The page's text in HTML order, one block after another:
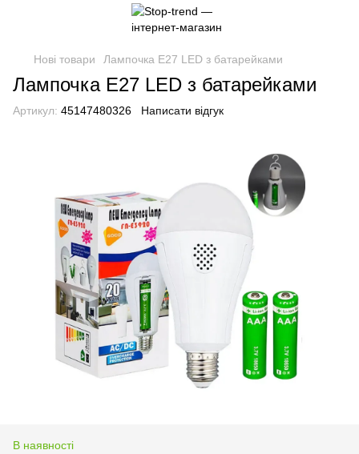
Нові товари Лампочка E27 LED з батарейками
Лампочка E27 LED з батарейками
Артикул: 45147480326 Написати відгук
В наявності